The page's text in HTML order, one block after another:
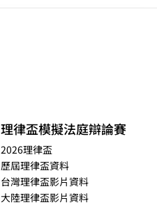
理律盃模擬法庭辯論賽
2026理律盃
歷屆理律盃資料
台灣理律盃影片資料
大陸理律盃影片資料